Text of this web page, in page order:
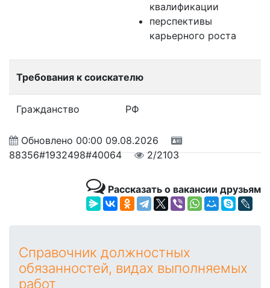
квалификации
перспективы
карьерного роста
Требования к соискателю
Гражданство РФ
Обновлено 00:00 09.08.2026
88356#1932498#40064
2/2103
Рассказать о вакансии друзьям
Справочник должностных
обязанностей, видах выполняемых
работ